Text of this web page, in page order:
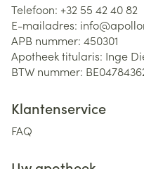
Telefoon: +32 55 42 40 82
E-mailadres: info@
APB nummer: 450301
Apotheek titularis: Inge
BTW nummer:
Klantenservice
FAQ